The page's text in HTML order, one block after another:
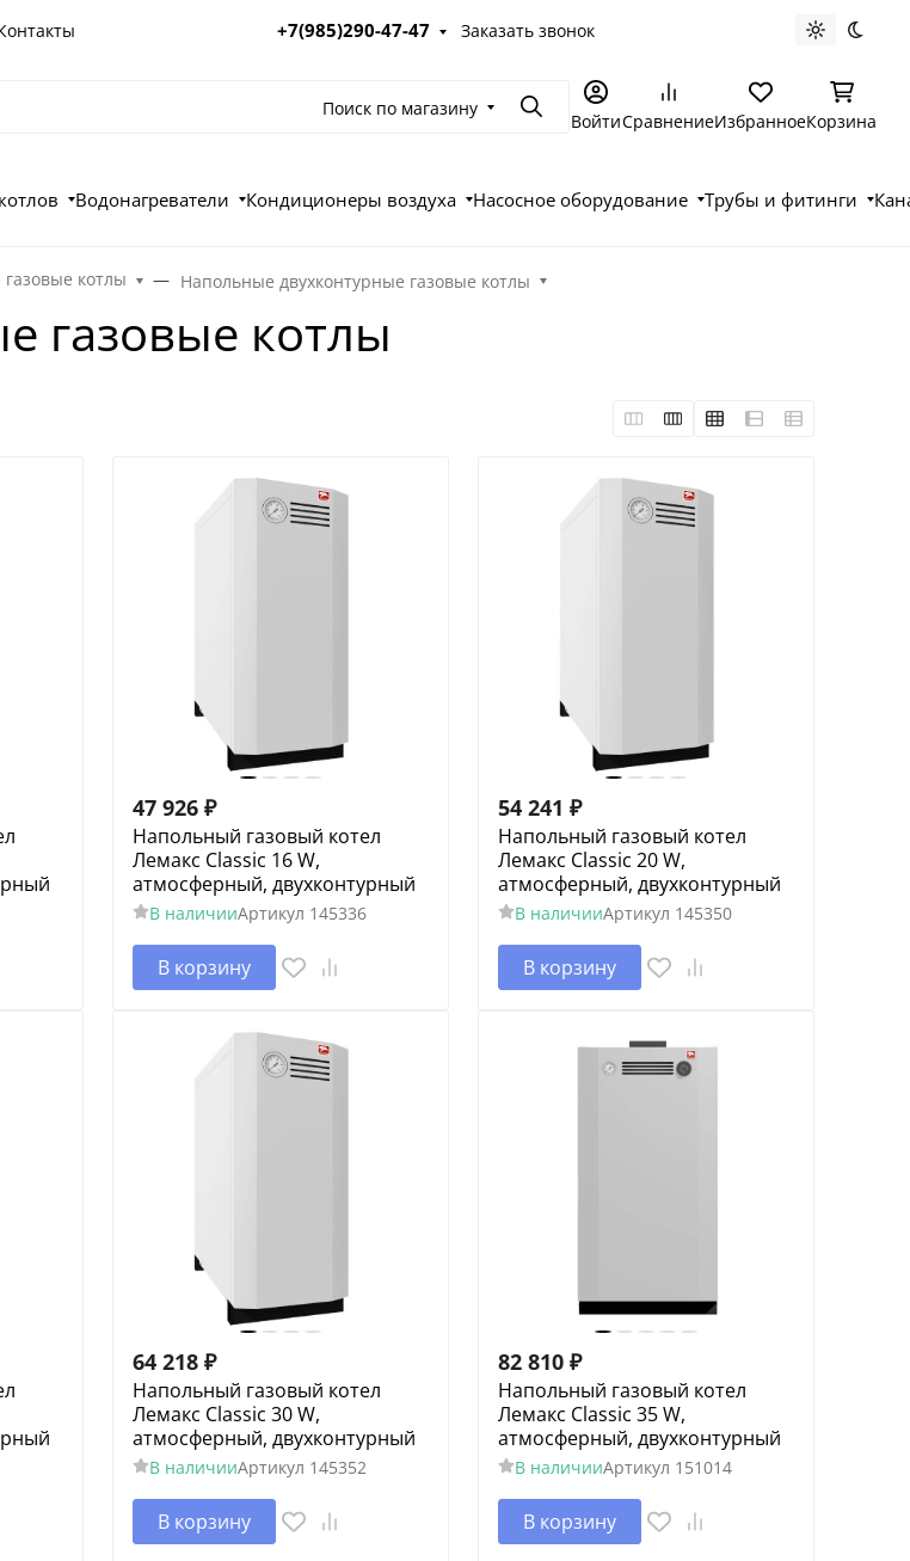
+7(985)290-47-47 Заказать звонок Светлая
Поиск по магазину ПоискВойтиСравнениеИзбранноеКорзина
Водонагреватели Кондиционеры воздуха Насосное оборудование Трубы и фитинги
котлы Напольные двухконтурные газовые котлы
газовые котлы
47 926 ₽
Напольный газовый котел
Лемакс Classic 16 W,
атмосферный, двухконтурный
В наличииАртикул 145336
В корзину
54 241 ₽
Напольный газовый котел
Лемакс Classic 20 W,
атмосферный, двухконтурный
В наличииАртикул 145350
В корзину
64 218 ₽
Напольный газовый котел
Лемакс Classic 30 W,
атмосферный, двухконтурный
В наличииАртикул 145352
В корзину
82 810 ₽
Напольный газовый котел
Лемакс Classic 35 W,
атмосферный, двухконтурный
В наличииАртикул 151014
В корзину